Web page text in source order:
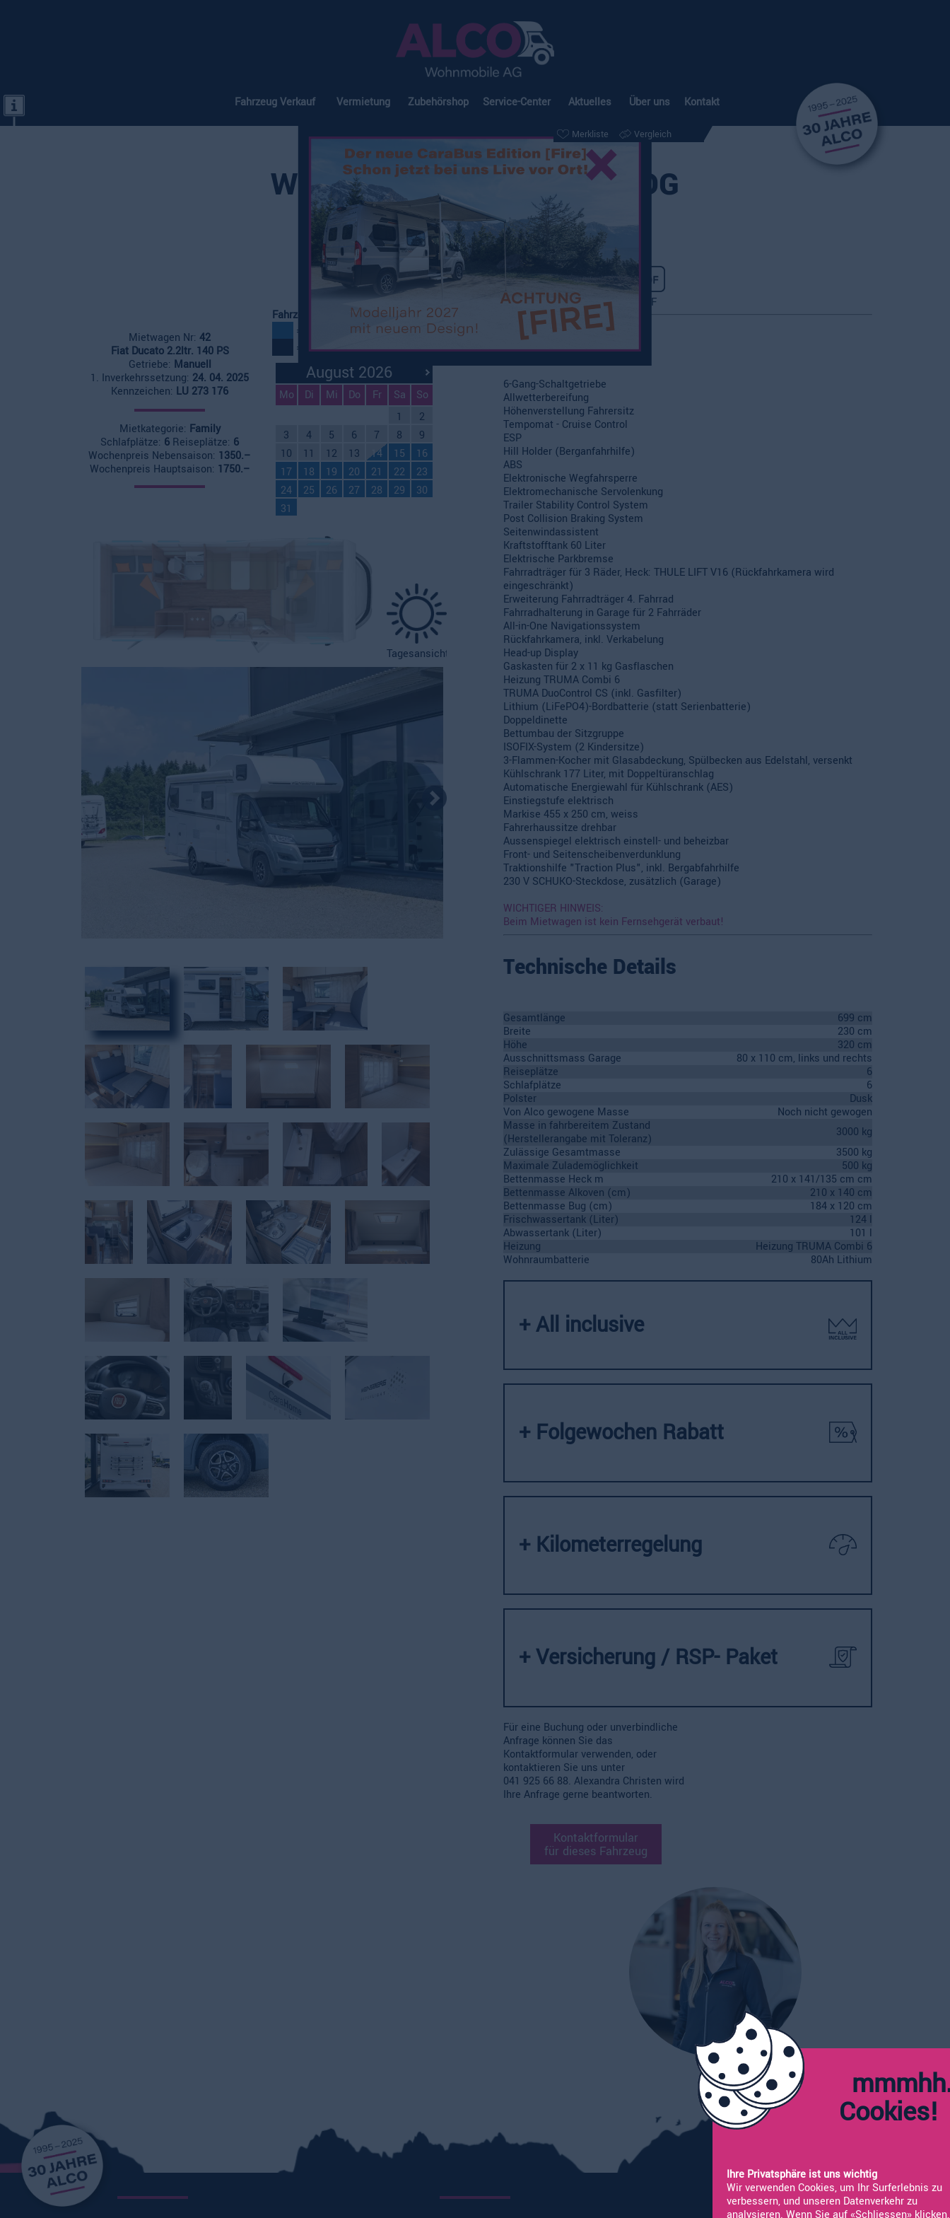
Fahrzeug Verkauf Vermietung Zubehörshop Service-Center Aktuelles Über uns Kontakt
×
Merkliste Vergleich
Weinsberg CaraHome 650 DG
Merkliste Vergleichen PDF
Mietwagen Nr: 42
Fiat Ducato 2.2ltr. 140 PS
Getriebe: Manuell
1. Inverkehrssetzung: 24. 04. 2025
Kennzeichen: LU 273 176
Mietkategorie: Family
Schlafplätze: 6 Reiseplätze: 6
Wochenpreis Nebensaison: 1350.–
Wochenpreis Hauptsaison: 1750.–
Fahrzeugverfügbarkeit
= Frei in Nebensaison
= Frei in Hauptsaison
August 2026
Mo Di Mi Do Fr Sa
So
1
2
3
4 5 6 7 8
9
10
11 12 13 14 15
16
17
18 19 20 21 22
23
24
25 26 27 28 29
30
31
Tagesansicht
Ausstattung
6-Gang-Schaltgetriebe
Allwetterbereifung
Höhenverstellung Fahrersitz
Tempomat - Cruise Control
ESP
Hill Holder (Berganfahrhilfe)
ABS
Elektronische Wegfahrsperre
Elektromechanische Servolenkung
Trailer Stability Control System
Post Collision Braking System
Seitenwindassistent
Kraftstofftank 60 Liter
Elektrische Parkbremse
Fahrradträger für 3 Räder, Heck: THULE LIFT V16 (Rückfahrkamera wird
eingeschränkt)
Erweiterung Fahrradträger 4. Fahrrad
Fahrradhalterung in Garage für 2 Fahrräder
All-in-One Navigationssystem
Rückfahrkamera, inkl. Verkabelung
Head-up Display
Gaskasten für 2 x 11 kg Gasflaschen
Heizung TRUMA Combi 6
TRUMA DuoControl CS (inkl. Gasfilter)
Lithium (LiFePO4)-Bordbatterie (statt Serienbatterie)
Doppeldinette
Bettumbau der Sitzgruppe
ISOFIX-System (2 Kindersitze)
3-Flammen-Kocher mit Glasabdeckung, Spülbecken aus Edelstahl, versenkt
Kühlschrank 177 Liter, mit Doppeltüranschlag
Automatische Energiewahl für Kühlschrank (AES)
Einstiegstufe elektrisch
Markise 455 x 250 cm, weiss
Fahrerhaussitze drehbar
Aussenspiegel elektrisch einstell- und beheizbar
Front- und Seitenscheibenverdunklung
Traktionshilfe "Traction Plus", inkl. Bergabfahrhilfe
230 V SCHUKO-Steckdose, zusätzlich (Garage)
WICHTIGER HINWEIS:
Beim Mietwagen ist kein Fernsehgerät verbaut!
Technische Details
Gesamtlänge
699 cm
Breite
230 cm
Höhe
320 cm
Ausschnittsmass Garage
80 x 110 cm, links und rechts
Reiseplätze
6
Schlafplätze
6
Polster
Dusk
Von Alco gewogene Masse
Noch nicht gewogen
Masse in fahrbereitem Zustand
(Herstellerangabe mit Toleranz)
3000 kg
Zulässige Gesamtmasse
3500 kg
Maximale Zulademöglichkeit
500 kg
Bettenmasse Heck m
210 x 141/135 cm cm
Bettenmasse Alkoven (cm)
210 x 140 cm
Bettenmasse Bug (cm)
184 x 120 cm
Frischwassertank (Liter)
124 l
Abwassertank (Liter)
101 l
Heizung
Heizung TRUMA Combi 6
Wohnraumbatterie
80Ah Lithium
+ All inclusive
+ Folgewochen Rabatt
+ Kilometerregelung
+ Versicherung / RSP- Paket
Für eine Buchung oder unverbindliche
Anfrage können Sie das
Kontaktformular verwenden, oder
kontaktieren Sie uns unter
041 925 66 88. Alexandra Christen wird
Ihre Anfrage gerne beantworten.
Kontaktformular
für dieses Fahrzeug
Ihre Privatsphäre ist uns wichtig
Wir verwenden Cookies, um Ihr Surferlebnis zu
verbessern, und unseren Datenverkehr zu
analysieren. Wenn Sie auf «Schliessen» klicken,